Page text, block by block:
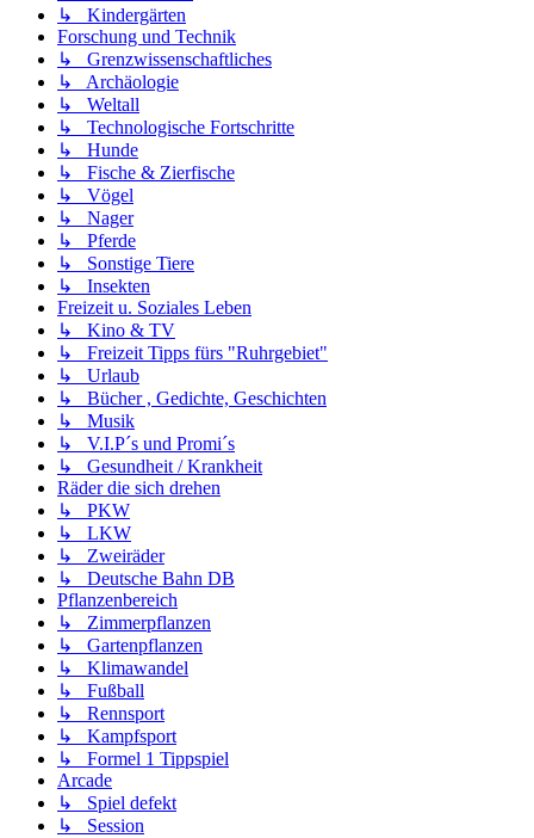
↳ Kindergärten
Forschung und Technik
↳ Grenzwissenschaftliches
↳ Archäologie
↳ Weltall
↳ Technologische Fortschritte
↳ Hunde
↳ Fische & Zierfische
↳ Vögel
↳ Nager
↳ Pferde
↳ Sonstige Tiere
↳ Insekten
Freizeit u. Soziales Leben
↳ Kino & TV
↳ Freizeit Tipps fürs "Ruhrgebiet"
↳ Urlaub
↳ Bücher , Gedichte, Geschichten
↳ Musik
↳ V.I.P´s und Promi´s
↳ Gesundheit / Krankheit
Räder die sich drehen
↳ PKW
↳ LKW
↳ Zweiräder
↳ Deutsche Bahn DB
Pflanzenbereich
↳ Zimmerpflanzen
↳ Gartenpflanzen
↳ Klimawandel
↳ Fußball
↳ Rennsport
↳ Kampfsport
↳ Formel 1 Tippspiel
Arcade
↳ Spiel defekt
↳ Session